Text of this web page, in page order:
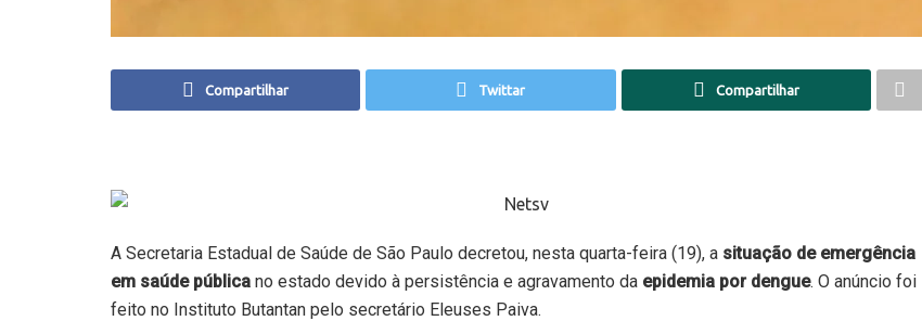
Compartilhar Twittar Compartilhar
A Secretaria Estadual de Saúde de São Paulo decretou, nesta quarta-feira (19), a situação de emergência
em saúde pública no estado devido à persistência e agravamento da epidemia por dengue. O anúncio foi
feito no Instituto Butantan pelo secretário Eleuses Paiva.